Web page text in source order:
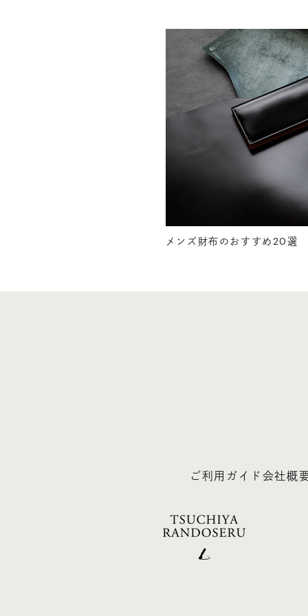
メンズ財布のおすすめ20選
ご利用ガイド会社概